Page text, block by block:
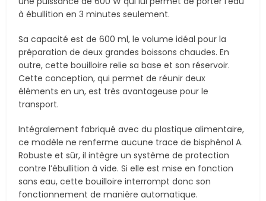
à ébullition en 3 minutes seulement.
Sa capacité est de 600 ml, le volume idéal pour la
préparation de deux grandes boissons chaudes. En
outre, cette bouilloire relie sa base et son réservoir.
Cette conception, qui permet de réunir deux
éléments en un, est très avantageuse pour le
transport.
Intégralement fabriqué avec du plastique alimentaire,
ce modèle ne renferme aucune trace de bisphénol A.
Robuste et sûr, il intègre un système de protection
contre l’ébullition à vide. Si elle est mise en fonction
sans eau, cette bouilloire interrompt donc son
fonctionnement de manière automatique.